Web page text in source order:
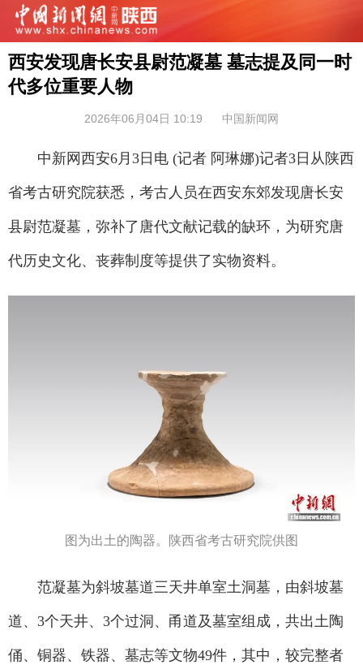
西安发现唐长安县尉范凝墓 墓志提及同一时
代多位重要人物
2026年06月04日 10:19 中国新闻网
中新网西安6月3日电 (记者 阿琳娜)记者3日从陕西
省考古研究院获悉，考古人员在西安东郊发现唐长安
县尉范凝墓，弥补了唐代文献记载的缺环，为研究唐
代历史文化、丧葬制度等提供了实物资料。
图为出土的陶器。陕西省考古研究院供图
范凝墓为斜坡墓道三天井单室土洞墓，由斜坡墓
道、3个天井、3个过洞、甬道及墓室组成，共出土陶
俑、铜器、铁器、墓志等文物49件，其中，较完整者